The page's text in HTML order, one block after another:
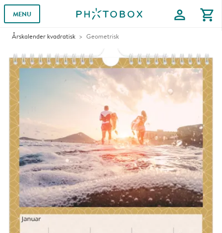
MENU profile shopping_cart
Årskalender kvadratisk Geometrisk